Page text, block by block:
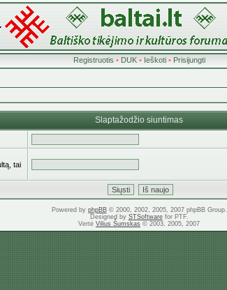
Registruotis • DUK• Ieškoti• Prisijungti
Slaptažodžio siuntimas
tai
Powered by phpBB© 2000, 2002, 2005, 2007 phpBB Group.
Designed by STSoftwarefor PTF.
Vertė Vilius Šumskas © 2003, 2005, 2007